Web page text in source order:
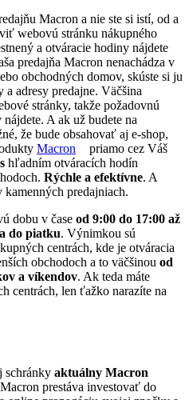
Macron a nie ste si istí, od a
webovú stránku nákupného
a otváracie hodiny nájdete
predajňa Macron nenachádza v
obchodných domov, skúste si ju
adresy predajne. Väčšina
stránky, takže požadovnú
A ak už budete na
že bude obsahovať aj e-shop,
Macron
priamo cez Váš
hľadním otváracích hodín
Rýchle a efektívne. A
kamenných predajniach.
dobu v čase od 9:00 do 17:00 až
do piatku. Výnimkou sú
centrách, kde je otváracia
obchodoch a to väčšinou od
a víkendov. Ak teda máte
centrách, len ťažko narazíte na
schránky aktuálny Macron
prestáva investovať do